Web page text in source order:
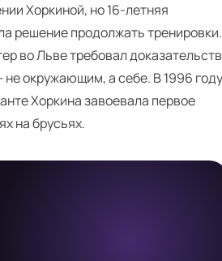
Хоркиной, но 16-летняя
решение продолжать тренировки.
во Льве требовал доказательств
окружающим, а себе. В 1996 году
Хоркина завоевала первое
на брусьях.